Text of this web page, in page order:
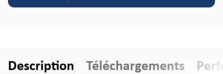
Description Téléchargements